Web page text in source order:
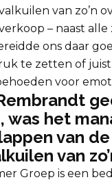
van zo’n
– naast
ons daar
te zetten of juist
voor
was het
van
van
Groep is een